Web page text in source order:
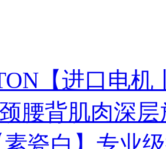
【进口电机
腰背肌肉深